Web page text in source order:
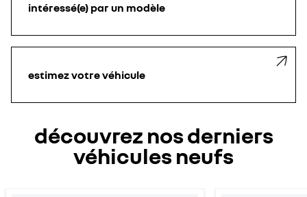
intéressé(e) par un modèle
estimez votre véhicule
découvrez nos derniers
véhicules neufs